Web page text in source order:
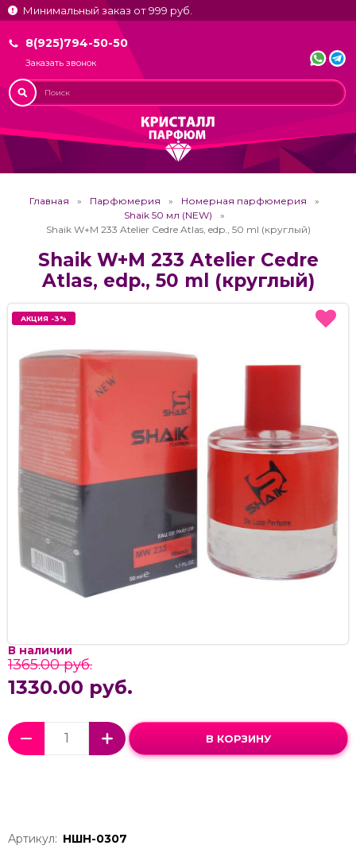
Минимальный заказ от 999 руб.
8(925)794-50-50
Заказать звонок
Главная Парфюмерия
Номерная парфюмерия
Shaik 50 мл (NEW)
Shaik W+M 233 Atelier Cedre Atlas, edp., 50 ml (круглый)
Shaik W+M 233 Atelier Cedre
Atlas, edp., 50 ml (круглый)
АКЦИЯ -3%
АКЦИЯ -3%
В наличии
1365.00 руб.
1330.00 руб.
В КОРЗИНУ
Артикул: НШН-0307